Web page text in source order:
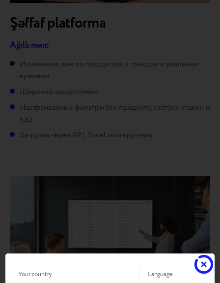
Şəffaf platforma
Ağıllı mərc
Изменения цен по продуктам и грейдам в реальном
времени
Широкий ассортимент
Настраиваемые фильтры (по продукту, статусу ставки и
т.д.)
Загрузка через API, Excel или вручную
Your country Language